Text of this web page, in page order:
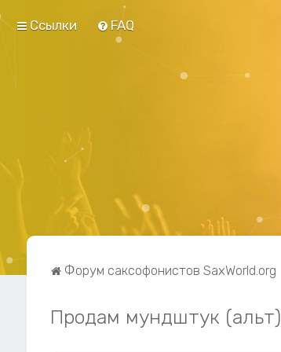
Ссылки FAQ
Форум саксофонистов SaxWorld.org
Продам мундштук (альт)